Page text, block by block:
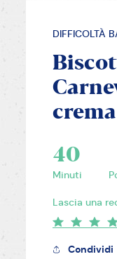
DIFFICOLTÀ
40
Minuti
Lascia una
Condividi